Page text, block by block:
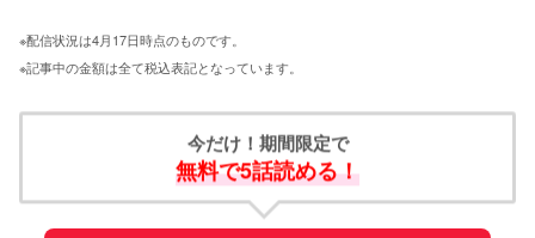
※配信状況は4月17日時点のものです。
※記事中の金額は全て税込表記となっています。
今だけ！期間限定で
無料で5話読める！